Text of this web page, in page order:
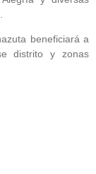
beneficiará a
distrito y zonas